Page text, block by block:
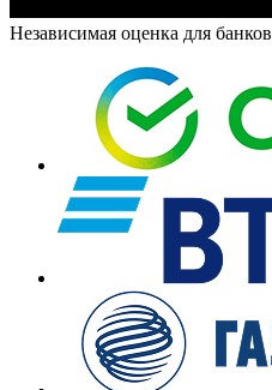
Независимая оценка для банков